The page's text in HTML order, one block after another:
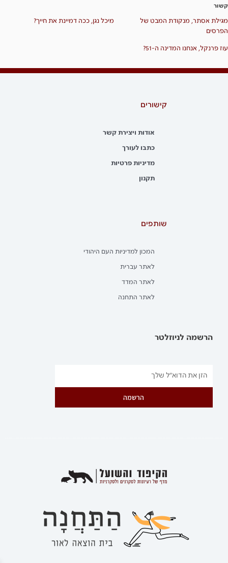
קשור
מגילת אסתר, מנקודת המבט של
הפרסים
מיכל נגן, ככה דמיינת את חייך?
עוז פרנקל, אנחנו המדינה ה-51?
קישורים
אודות ויצירת קשר
כתבו לעורך
מדיניות פרטיות
תקנון
שותפים
המכון למדיניות העם היהודי
לאתר עברית
לאתר המדד
לאתר התחנה
הרשמה לניוזלטר
הרשמה